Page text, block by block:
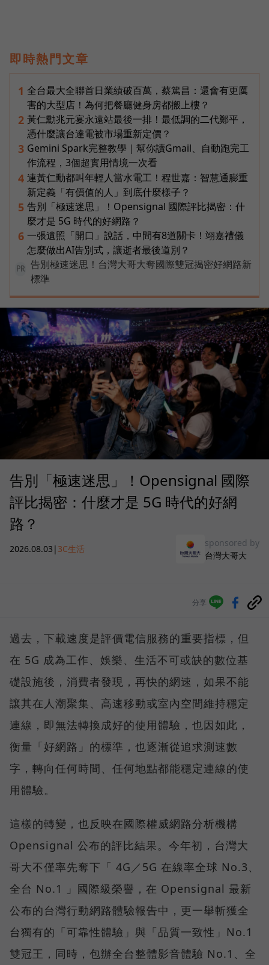
即時熱門文章
1 全台最大全聯首日業績破百萬，蔡篤昌：還會有更厲
害的大型店！為何把餐廳健身房都搬上樓？
2 黃仁勳兆元宴永遠站最後一排！最低調的二代鄭平，
憑什麼讓台達電被市場重新定價？
3 Gemini Spark完整教學｜幫你讀Gmail、自動跑完工
作流程，3個超實用情境一次看
4 連黃仁勳都叫年輕人當水電工！程世嘉：智慧通膨重
新定義「有價值的人」到底什麼樣子？
5 告別「極速迷思」！Opensignal 國際評比揭密：什
麼才是 5G 時代的好網路？
6 一張遺照「開口」說話，中間有8道關卡！翊嘉禮儀
怎麼做出AI告別式，讓逝者最後道別？
PR
告別極速迷思！台灣大哥大奪國際雙冠揭密好網路新
標準
告別「極速迷思」！Opensignal 國際
評比揭密：什麼才是 5G 時代的好網
路？
2026.08.03 | 3C生活
sponsored by
台灣大哥大
分享
過去，下載速度是評價電信服務的重要指標，但
在 5G 成為工作、娛樂、生活不可或缺的數位基
礎設施後，消費者發現，再快的網速，如果不能
讓其在人潮聚集、高速移動或室內空間維持穩定
連線，即無法轉換成好的使用體驗，也因如此，
衡量「好網路」的標準，也逐漸從追求測速數
字，轉向任何時間、任何地點都能穩定連線的使
用體驗。
這樣的轉變，也反映在國際權威網路分析機構
Opensignal 公布的評比結果。今年初，台灣大
哥大不僅率先奪下「 4G／5G 在線率全球 No.3、
全台 No.1 」國際級榮譽，在 Opensignal 最新
公布的台灣行動網路體驗報告中，更一舉斬獲全
台獨有的「可靠性體驗」與「品質一致性」No.1
雙冠王，同時，包辦全台整體影音體驗 No.1、全